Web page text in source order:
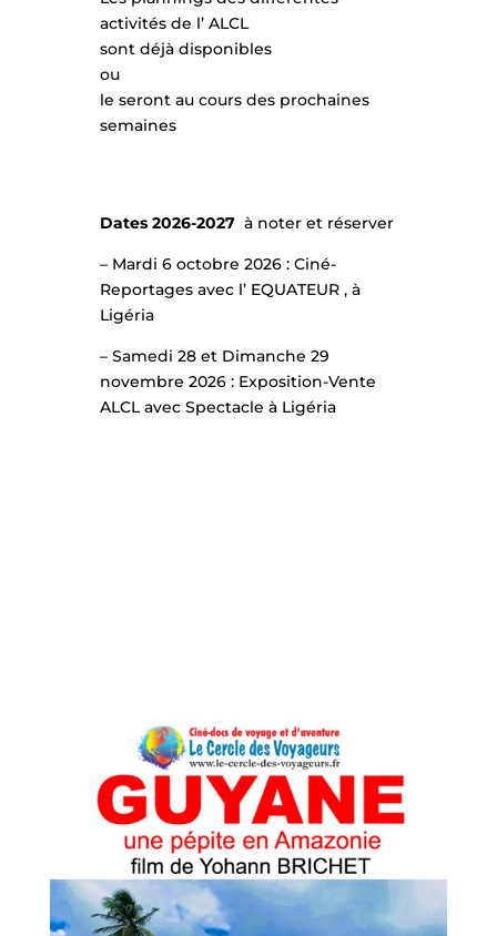
activités de l’ ALCL
sont déjà disponibles
ou
le seront au cours des prochaines
semaines
Dates 2026-2027 à noter et réserver
– Mardi 6 octobre 2026 : Ciné-
Reportages avec l’ EQUATEUR , à
Ligéria
– Samedi 28 et Dimanche 29
novembre 2026 : Exposition-Vente
ALCL avec Spectacle à Ligéria